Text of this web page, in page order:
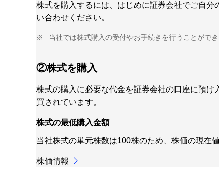
株式を購入するには、はじめに証券会社でご自
い合わせください。
※ 当社では株式購入の受付やお手続きを行うことがで
②株式を購入
株式の購入に必要な代金を証券会社の口座に預
買されています。
株式の最低購入金額
当社株式の単元株数は100株のため、株価の現在
株価情報